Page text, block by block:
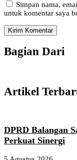
Simpan nama,
untuk komentar saya
Bagian Dari
Artikel
DPRD Balangan
Perkuat Sinergi